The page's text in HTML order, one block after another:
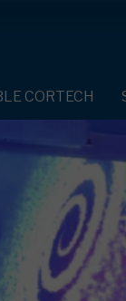
CORTECH
DO PSYCHIATRII
NA DŁONIE-
OCHRONNY-en
PRZECIW